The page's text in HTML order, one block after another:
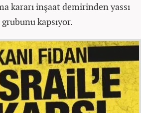
kararı inşaat demirinden yassı
kapsıyor.